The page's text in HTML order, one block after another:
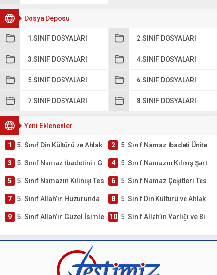
Dosya Deposu
1.SINIF DOSYALARI 2.SINIF DOSYALARI
3.SINIF DOSYALARI 4.SINIF DOSYALARI
5.SINIF DOSYALARI 6.SINIF DOSYALARI
7.SINIF DOSYALARI 8.SINIF DOSYALARI
Yeni Eklenenler
1 5. Sınıf Din Kültürü ve Ahlak Bilgisi 2. Ünite: Namaz İbadeti Çalışmaları 2 5. Sınıf Namaz İbadeti Ünite Testi – Online Çöz
3 5. Sınıf Namaz İbadetinin Getirdiği Faydalar Testi 4 5. Sınıf Namazın Kılınış Şartları Testi
5 5. Sınıf Namazın Kılınışı Testi – Online Çöz 6 5. Sınıf Namaz Çeşitleri Testi – Online Çöz
7 5. Sınıf Allah’ın Huzurunda Olmak – Namaz İbadeti Testi 8 5. Sınıf Din Kültürü ve Ahlak Bilgisi 1. Ünite: Allah İnancı Çalışmaları
9 5. Sınıf Allah’ın Güzel İsimleri Testi – Online Çöz 10 5. Sınıf Allah’ın Varlığı ve Birliği Testi – Online Çöz